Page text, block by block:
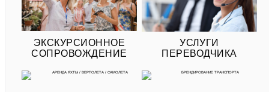
ЭКСКУРСИОННОЕ
СОПРОВОЖДЕНИЕ
УСЛУГИ
ПЕРЕВОДЧИКА